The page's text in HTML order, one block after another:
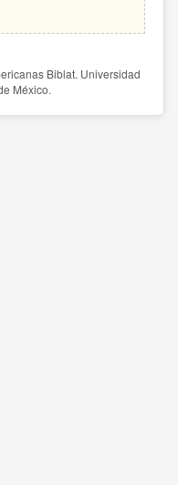
Biblat. Universidad
México.